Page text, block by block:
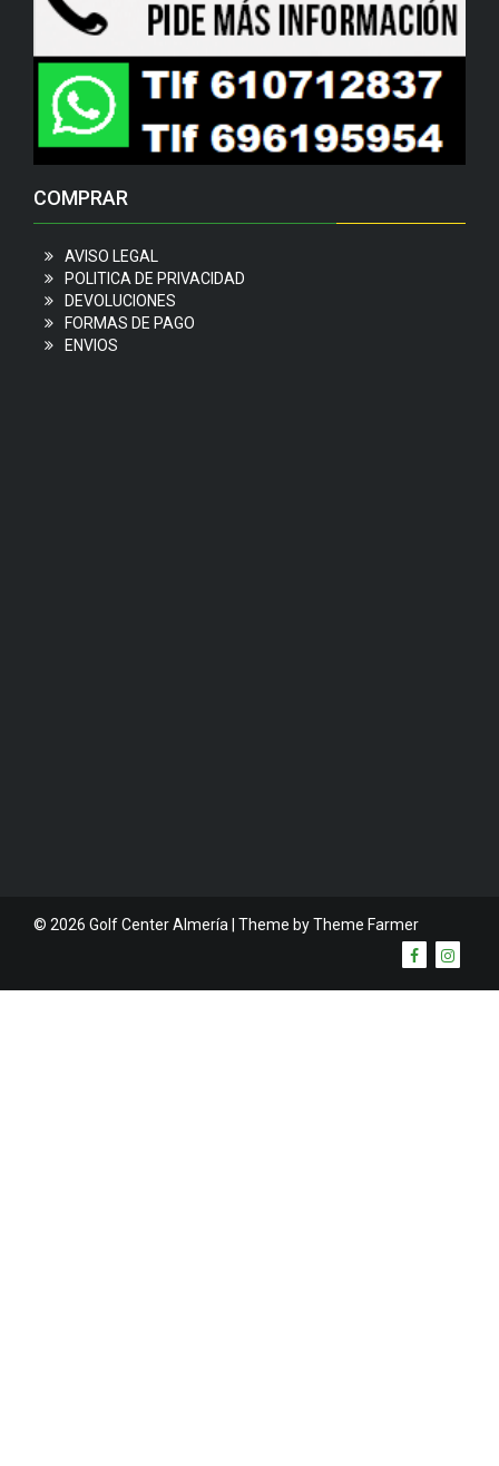
COMPRAR
AVISO LEGAL
POLITICA DE PRIVACIDAD
DEVOLUCIONES
FORMAS DE PAGO
ENVIOS
© 2026 Golf Center Almería | Theme byTheme Farmer